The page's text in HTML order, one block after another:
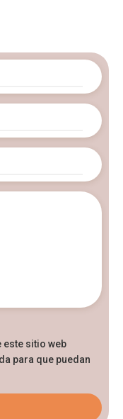
este sitio web
para que puedan